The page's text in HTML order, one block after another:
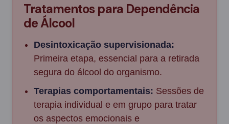
Tratamentos para Dependência
de Álcool
Desintoxicação supervisionada:
Primeira etapa, essencial para a retirada
segura do álcool do organismo.
Terapias comportamentais: Sessões de
terapia individual e em grupo para tratar
os aspectos emocionais e